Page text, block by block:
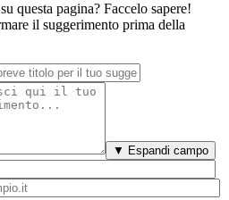
questa pagina? Faccelo sapere!
il suggerimento prima della
▼ Espandi campo